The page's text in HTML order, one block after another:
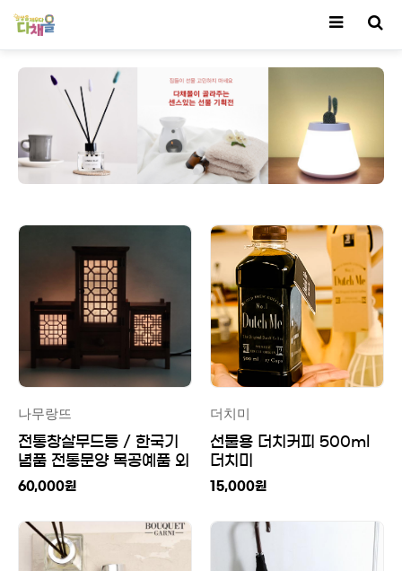
나무랑뜨
전통창살무드등 / 한국기
념품 전통문양 목공예품 외
국인선물 한지등
60,000원
더치미
선물용 더치커피 500ml
더치미
15,000원